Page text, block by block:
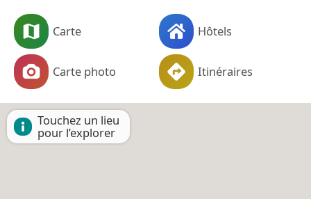
Carte Hôtels
Carte photo Itinéraires
Touchez un lieu
pour l’explorer